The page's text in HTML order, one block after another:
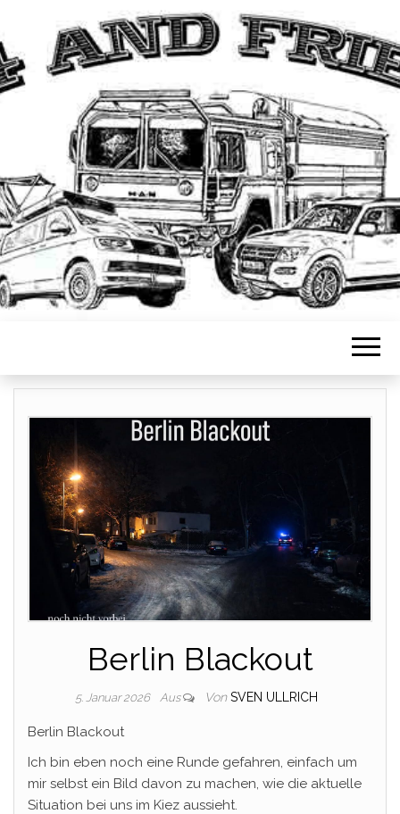
Berlin Blackout
5. Januar 2026 Aus Von SVEN ULLRICH
Berlin Blackout
Ich bin eben noch eine Runde gefahren, einfach um
mir selbst ein Bild davon zu machen, wie die aktuelle
Situation bei uns im Kiez aussieht.